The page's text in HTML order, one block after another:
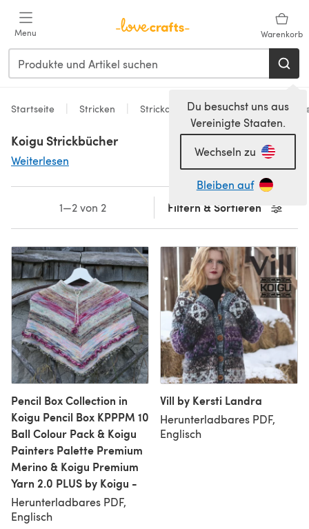
Menu Warenkorb
Du besuchst uns aus
Vereinigte Staaten.
Wechseln zu
Bleiben auf
Startseite Stricken Strickanleitungen Bücher &
Koigu Strickbücher
Weiterlesen
Filtern & Sortieren
1—2 von 2
Pencil Box Collection in
Koigu Pencil Box KPPPM 10
Ball Colour Pack & Koigu
Painters Palette Premium
Merino & Koigu Premium
Yarn 2.0 PLUS by Koigu -
Herunterladbares PDF,
Englisch
Vill by Kersti Landra
Herunterladbares PDF,
Englisch